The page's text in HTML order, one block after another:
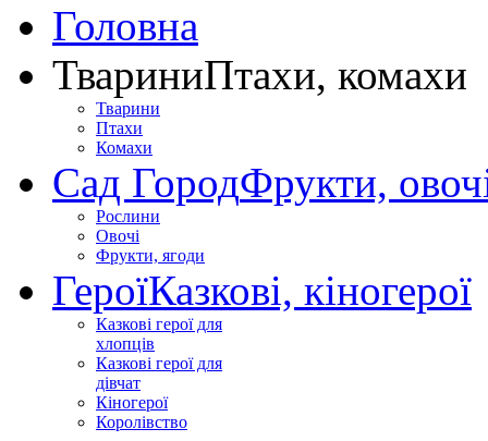
Головна
ТвариниПтахи, комахи
Тварини
Птахи
Комахи
Сад ГородФрукти,
Рослини
Овочі
Фрукти, ягоди
ГероїКазкові, кіногерої
Казкові герої для
хлопців
Казкові герої для
дівчат
Кіногерої
Королівство